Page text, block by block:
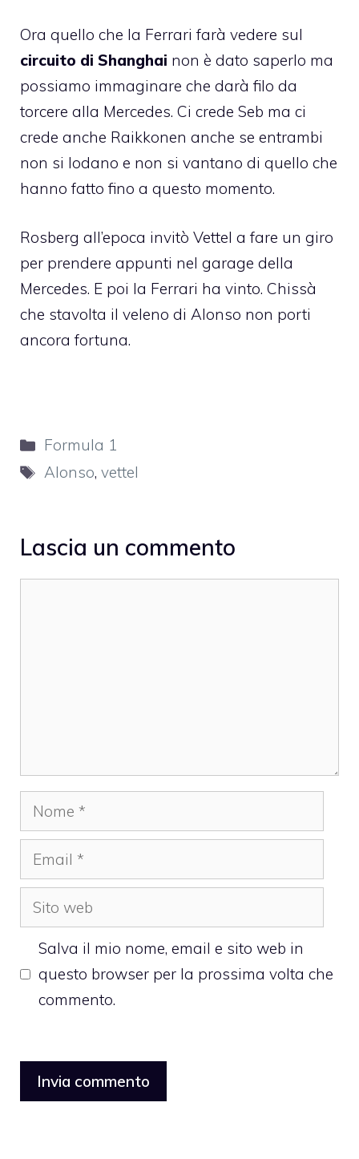
Ora quello che la Ferrari farà vedere sul
circuito di Shanghai non è dato saperlo ma
possiamo immaginare che darà filo da
torcere alla Mercedes. Ci crede Seb ma ci
crede anche Raikkonen anche se entrambi
non si lodano e non si vantano di quello che
hanno fatto fino a questo momento.
Rosberg all’epoca invitò Vettel a fare un giro
per prendere appunti nel garage della
Mercedes. E poi la Ferrari ha vinto. Chissà
che stavolta il veleno di Alonso non porti
ancora fortuna.
Categorie
Formula 1
Tag
Alonso,vettel
Lascia un commento
Nome
Email
Sito
web
Salva il mio nome, email e sito web in
questo browser per la prossima volta che
commento.